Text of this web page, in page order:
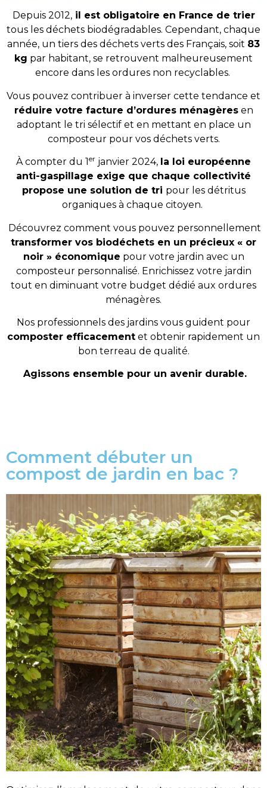
Depuis 2012,il est obligatoire en France de trier
tous les déchets biodégradables. Cependant, chaque
année, un tiers des déchets verts des Français, soit 83
kg par habitant, se retrouvent malheureusement
encore dans les ordures non recyclables.
Vous pouvez contribuer à inverser cette tendance et
réduire votre facture d’ordures ménagèresen
adoptant le tri sélectif et en mettant en place un
composteur pour vos déchets verts.
À compter du 1 er janvier 2024, la loi européenne
anti-gaspillage exige que chaque collectivité
propose une solution de tri pour les détritus
organiques à chaque citoyen.
Découvrez comment vous pouvez personnellement
transformer vos biodéchets en un précieux « or
noir » économique pour votre jardin avec un
composteur personnalisé. Enrichissez votre jardin
tout en diminuant votre budget dédié aux ordures
ménagères.
Nos professionnels des jardins vous guident pour
composter efficacement et obtenir rapidement un
bon terreau de qualité.
Agissons ensemble pour un avenir durable.
Comment débuter un
compost de jardin en bac ?